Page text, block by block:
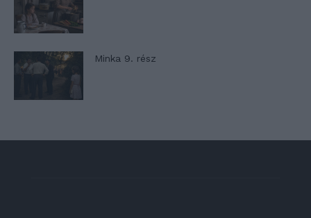
Minka 9. rész